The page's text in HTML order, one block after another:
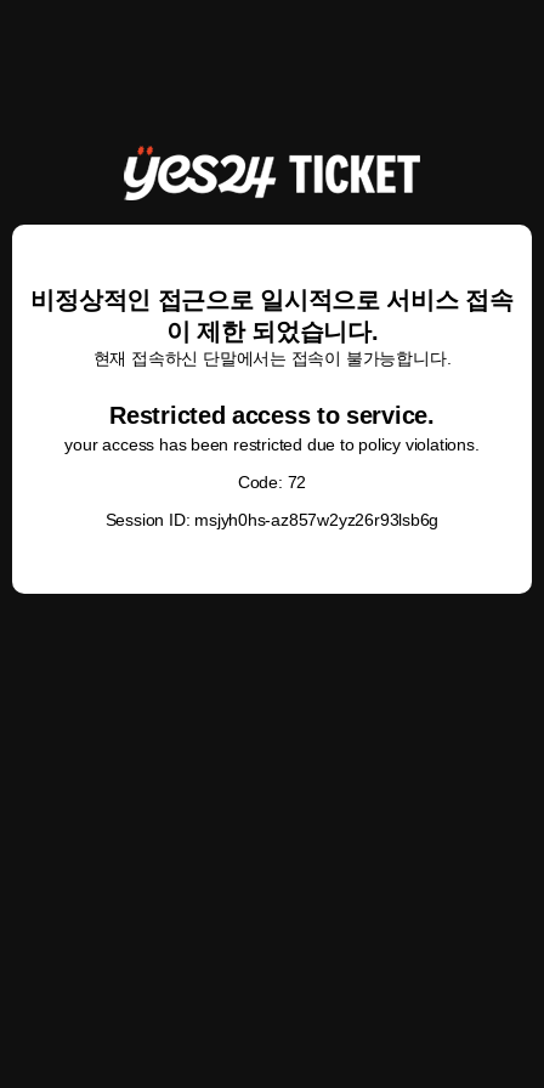
비정상적인 접근으로 일시적으로 서비스 접속
이 제한 되었습니다.
현재 접속하신 단말에서는 접속이 불가능합니다.
Restricted access to service.
your access has been restricted due to policy violations.
Code: 72
Session ID: msjyh0hs-az857w2yz26r93lsb6g